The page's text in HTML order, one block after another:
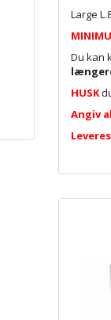
Large
Du kan
HUSK
Angiv